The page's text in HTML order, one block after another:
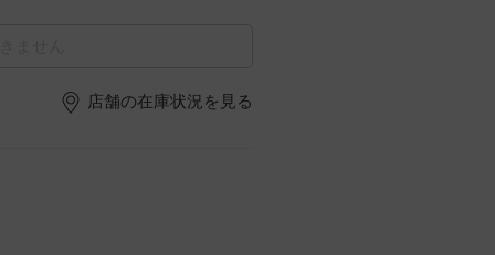
店舗の在庫状況を見る